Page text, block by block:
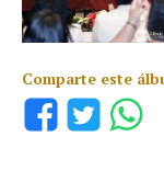
Comparte este